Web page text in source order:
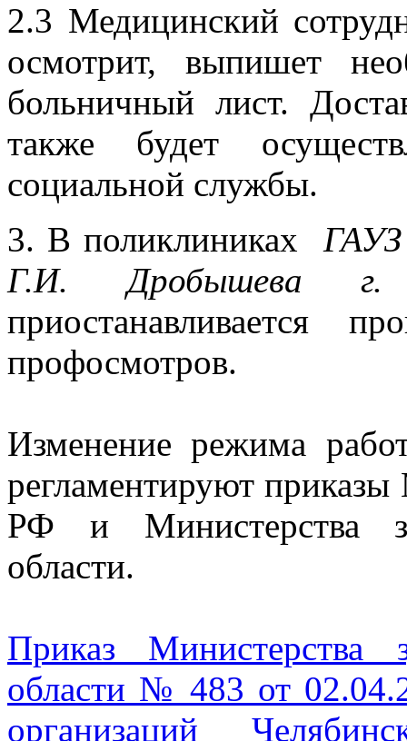
2.3 Медицинский
осмотрит, выпишет
больничный лист.
также будет
социальной службы.
3. В поликлиниках
Г.И. Дробышева г.
приостанавливается
профосмотров.
Изменение режима
регламентируют приказы
РФ и Министерства
области.
Приказ Министерства
области № 483 от
организаций